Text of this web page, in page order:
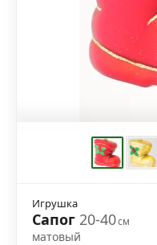
Игрушка
Сапог 20-40см
матовый